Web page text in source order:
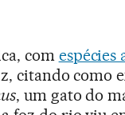
com espécies
citando como
, um gato do